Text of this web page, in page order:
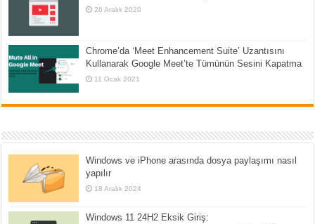
26 Aralık 2020
Chrome’da ‘Meet Enhancement Suite’ Uzantısını
Kullanarak Google Meet’te Tümünün Sesini Kapatma
11 Ocak 2021
Windows ve iPhone arasında dosya paylaşımı nasıl
yapılır
18 Aralık 2024
Windows 11 24H2 Eksik Giriş: